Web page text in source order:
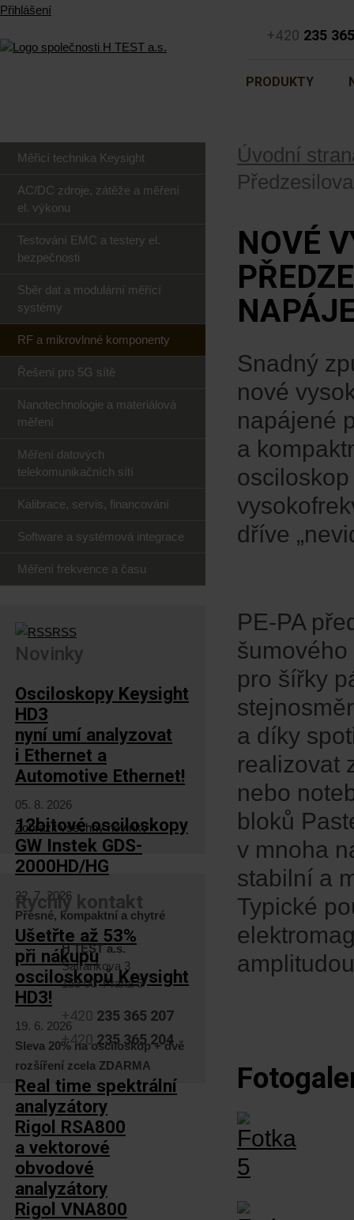
+420 235
PRODUKTY
Přihlášení
Úvodní
NOVÉ
Snadný
nové
napájené
a
dříve
PE-PA
pro šířky
a díky
realizovat
nebo
bloků
v mnoha
stabilní a
Typické
Měřicí technika Keysight
AC/DC zdroje, zátěže a měření
el. výkonu
Testování EMC a testery el.
bezpečnosti
Sběr dat a modulární měřící
systémy
RF a mikrovlnné komponenty
Řešení pro 5G sítě
Nanotechnologie a materiálová
měření
Měření datových
telekomunikačních sítí
Kalibrace, servis, financování
Software a systémová integrace
Měření frekvence a času
RSS
Novinky
Osciloskopy Keysight
HD3
nyní umí analyzovat
i Ethernet a
Automotive Ethernet!
05. 8. 2026
12bitové osciloskopy
GW Instek GDS-
2000HD/HG
22. 7. 2026
Přesné, kompaktní a chytré
Ušetřte až 53%
při nákupu
osciloskopů Keysight
HD3!
19. 6. 2026
Sleva 20% na osciloskop + dvě
rozšíření zcela ZDARMA
Real time spektrální
analyzátory
Rigol RSA800
a vektorové
obvodové
analyzátory
Rigol VNA800
Zobrazit všechny novinky
Rychlý kontakt
H TEST a.s.
Šafránkova 3
155 00 Praha 5
+420 235 365 207
+420 235 365 204